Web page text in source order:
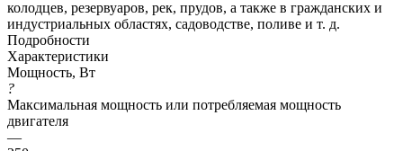
колодцев, резервуаров, рек, прудов, а также в гражданских и
индустриальных областях, садоводстве, поливе и т. д.
Подробности
Характеристики
Мощность, Вт
?
Максимальная мощность или потребляемая мощность
двигателя
—